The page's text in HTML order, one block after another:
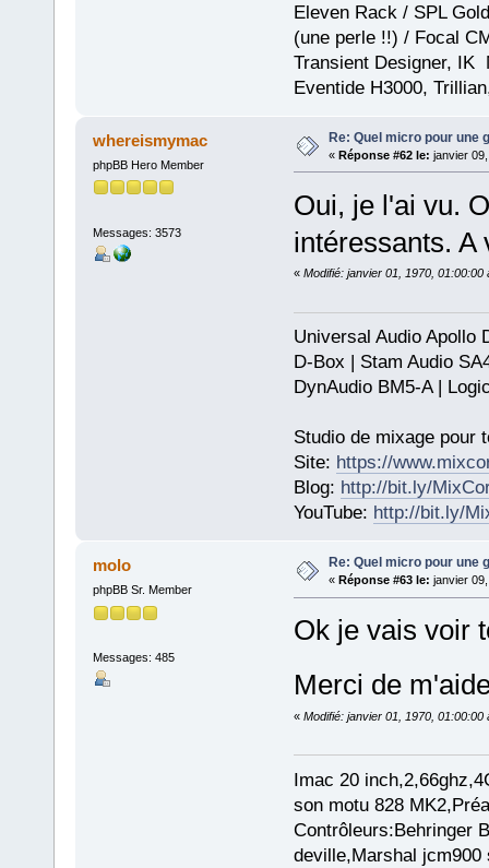
Eleven Rack / SPL
(une perle !!) / Focal
Transient Designer, IK
Eventide H3000,
whereismymac
phpBB Hero Member
Messages: 3573
Re: Quel micro pour une
« Réponse #62 le: janvier
Oui, je l'ai vu.
intéressants. A
« Modifié: janvier 01, 1970, 01:00:00
Universal Audio Apollo
D-Box | Stam Audio
DynAudio BM5-A |
Studio de mixage pour
Site: https://
Blog: http://bit.ly/
YouTube: http://bit.ly/
molo
phpBB Sr. Member
Messages: 485
Re: Quel micro pour une
« Réponse #63 le: janvier
Ok je vais voir
Merci de
« Modifié: janvier 01, 1970, 01:00:00
Imac 20
son motu 828
Contrôleurs:Behringer
deville,Marshal jcm900